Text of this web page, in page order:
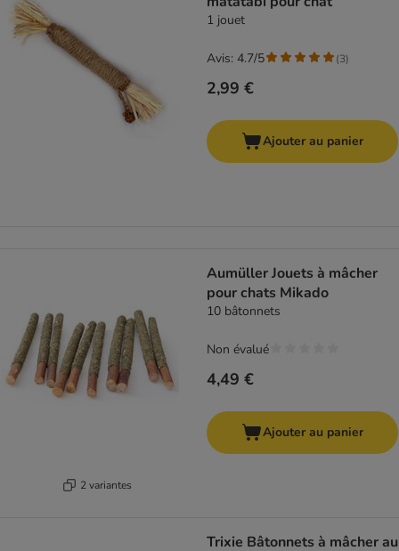
1 jouet
2,99 €
Avis: 4.7/5 (3)
Ajouter au panier
2 variantes
Aumüller Jouets à mâcher
pour chats Mikado
10 bâtonnets
4,49 €
Non évalué
Ajouter au panier
Trixie Bâtonnets à mâcher au